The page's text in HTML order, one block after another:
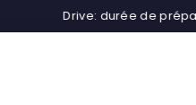
Drive: durée de